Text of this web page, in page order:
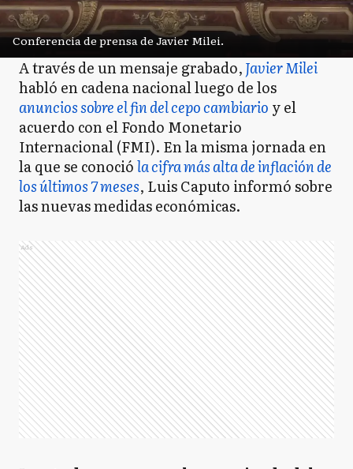
Conferencia de prensa de Javier Milei.
A través de un mensaje grabado,Javier Milei
habló en cadena nacional luego de los
anuncios sobre el fin del cepo cambiario y el
acuerdo con el Fondo Monetario
Internacional (FMI). En la misma jornada en
la que se conocióla cifra más alta de inflación de
los últimos 7 meses, Luis Caputo informó sobre
las nuevas medidas económicas.
Ads